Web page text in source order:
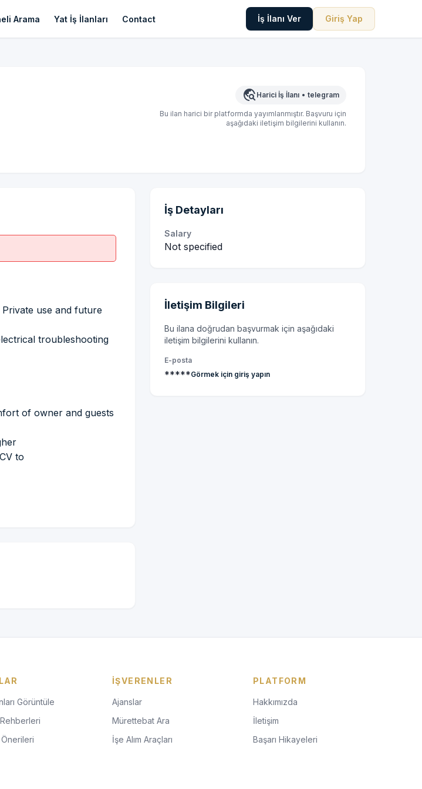
Arama Yat İş İlanları Contact İş İlanı Ver Giriş Yap
travel_explore Harici İş İlanı • telegram
Bu ilan harici bir platformda yayımlanmıştır. Başvuru için
aşağıdaki iletişim bilgilerini kullanın.
Private use and future
troubleshooting
of owner and guests
to
İş Detayları
Salary
Not specified
İletişim Bilgileri
Bu ilana doğrudan başvurmak için aşağıdaki
iletişim bilgilerini kullanın.
E-posta
*****Görmek için giriş yapın
Görüntüle
Rehberleri
İŞVERENLER
Ajanslar
Mürettebat Ara
İşe Alım Araçları
PLATFORM
Hakkımızda
İletişim
Başarı Hikayeleri